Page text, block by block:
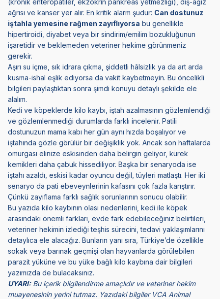
ağrısı ve kanser yer alır. En kritik alarm şudur: Can dostunuz
iştahla yemesine rağmen zayıflıyorsa bu genellikle
hipertiroidi, diyabet veya bir sindirim/emilim bozukluğunun
işaretidir ve beklemeden veteriner hekime görünmeniz
gerekir.
Aşırı su içme, sık idrara çıkma, şiddetli hâlsizlik ya da art arda
kusma-ishal eşlik ediyorsa da vakit kaybetmeyin. Bu öncelikli
bilgileri paylaştıktan sonra şimdi konuyu detaylı şekilde ele
alalım.
Kedi ve köpeklerde kilo kaybı, iştah azalmasının gözlemlendiği
ve gözlemlenmediği durumlarda farklı incelenir. Patili
dostunuzun mama kabı her gün aynı hızda boşalıyor ve
iştahında gözle görülür bir değişiklik yok. Ancak son haftalarda
omurgası elinize eskisinden daha belirgin geliyor, kürek
kemikleri daha çabuk hissediliyor. Başka bir senaryoda ise
iştahı azaldı, eskisi kadar oyuncu değil, tüyleri matlaştı. Her iki
senaryo da pati ebeveynlerinin kafasını çok fazla karıştırır.
Çünkü zayıflama farklı sağlık sorunlarının sonucu olabilir.
Bu yazıda kilo kaybının olası nedenlerini, kedi ile köpek
arasındaki önemli farkları, evde fark edebileceğiniz belirtileri,
veteriner hekimin izlediği teşhis sürecini, tedavi yaklaşımlarını
detaylıca ele alacağız. Bunların yanı sıra, Türkiye’de özellikle
sokak veya barınak geçmişi olan hayvanlarda görülebilen
parazit yüküne ve bu yüke bağlı kilo kaybına dair bilgileri
yazımızda de bulacaksınız.
UYARI:Bu içerik bilgilendirme amaçlıdır ve veteriner hekim
muayenesinin yerini tutmaz. Yazıdaki bilgiler VCA Animal